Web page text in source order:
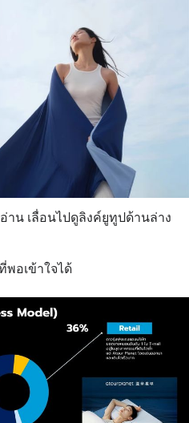
น เลื่อนไปดูลิงค์ยูทูปด้านล่าง
อเข้าใจได้